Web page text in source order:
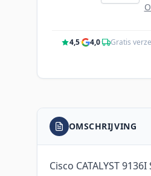
4,5· 4,0· Gratis
OMSCHRIJVING
Cisco CATALYST 9136I